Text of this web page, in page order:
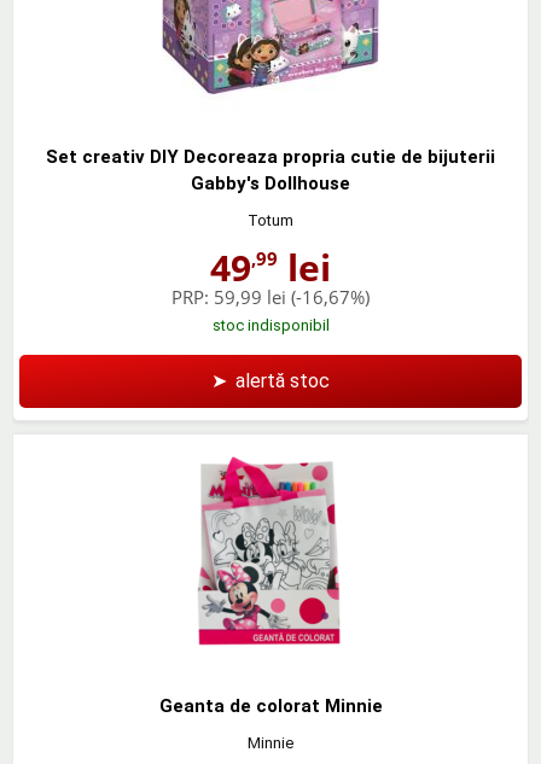
Set creativ DIY Decoreaza propria cutie de bijuterii
Gabby's Dollhouse
Totum
49,99 lei
PRP: 59,99 lei (-16,67%)
stoc indisponibil
➤ alertă stoc
Geanta de colorat Minnie
Minnie